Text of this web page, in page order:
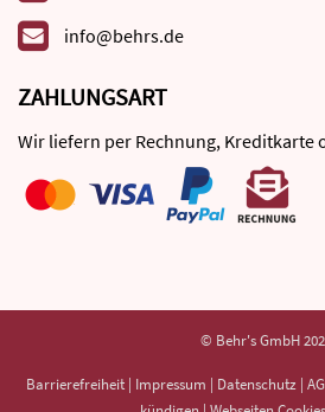
info@behrs.de
ZAHLUNGSART
Wir liefern per Rechnung, Kreditkarte
© Behr's GmbH
Barrierefreiheit | Impressum | Datenschutz |